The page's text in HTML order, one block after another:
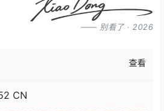
—— 别看了 · 2026
查看
CN